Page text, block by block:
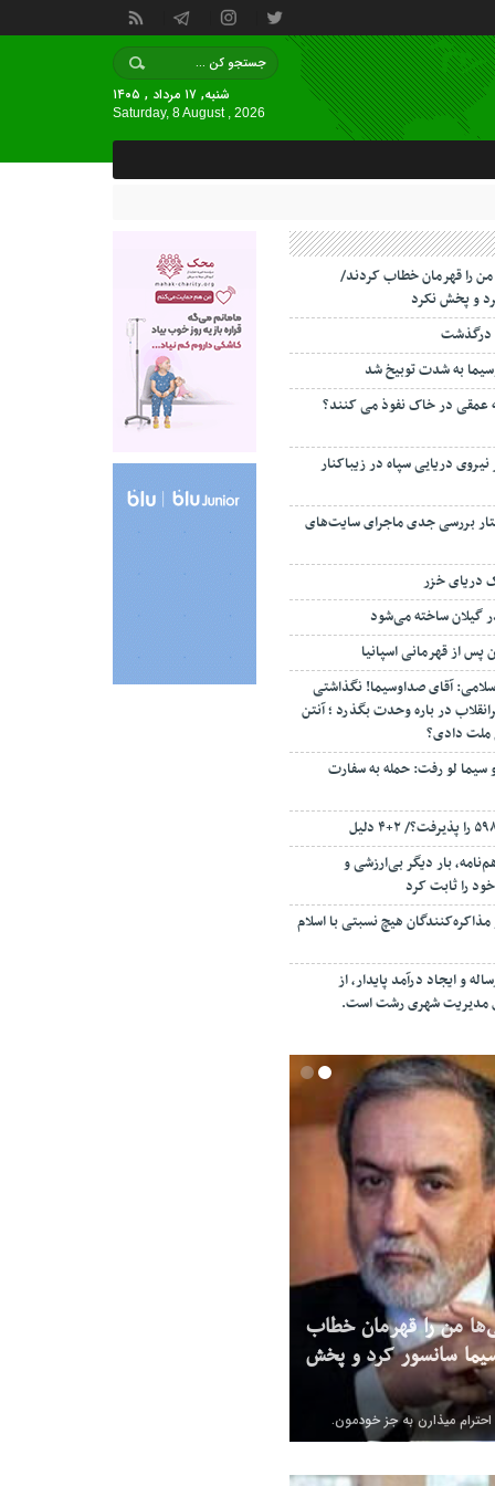
شنبه, ۱۷ مرداد , ۱۴۰۵
Saturday, 8 August , 2026
را قهرمان خطاب کردند/
و پخش نکرد
درگذشت
به شدت توبیخ شد
عمقی در خاک نفوذ می کنند؟
نیروی دریایی سپاه در زیباکنار
بررسی جدی ماجرای سایت‌های
دریای خزر
پس از قهرمانی اسپانیا
آقای صداوسیما! نگذاشتی
در باره وحدت بگذرد ؛ آنتن
ملت دادی؟
سیما لو رفت: حمله به سفارت
بار دیگر بی‌ارزشی و
را ثابت کرد
هیچ نسبتی با اسلام
و ایجاد درآمد پایدار، از
مدیریت شهری رشت است.
من را قهرمان خطاب
سانسور کرد و پخش
احترام میذارن به جز خودمون.